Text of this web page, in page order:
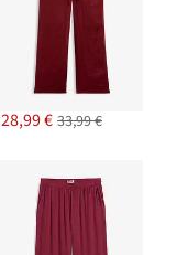
28,99 € 33,99 €